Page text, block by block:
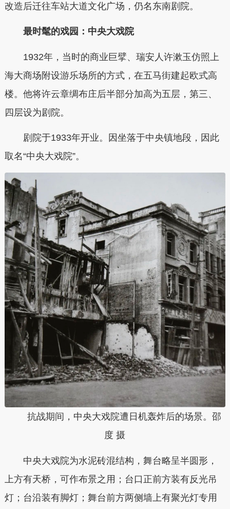
改造后迁往车站大道文化广场，仍名东南剧院。
最时髦的戏园：中央大戏院
1932年，当时的商业巨擘、瑞安人许漱玉仿照上
海大商场附设游乐场所的方式，在五马街建起欧式高
楼。他将许云章绸布庄后半部分加高为五层，第三、
四层设为剧院。
剧院于1933年开业。因坐落于中央镇地段，因此
取名“中央大戏院”。
抗战期间，中央大戏院遭日机轰炸后的场景。邵
度 摄
中央大戏院为水泥砖混结构，舞台略呈半圆形，
上方有天桥，可作布景之用；台口正前方装有反光吊
灯；台沿装有脚灯；舞台前方两侧墙上有聚光灯专用